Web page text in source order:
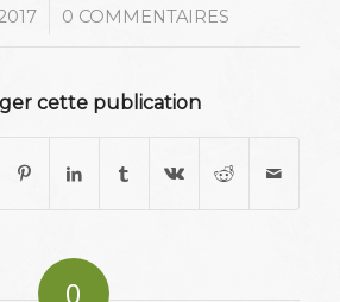
0 COMMENTAIRES
cette publication
0